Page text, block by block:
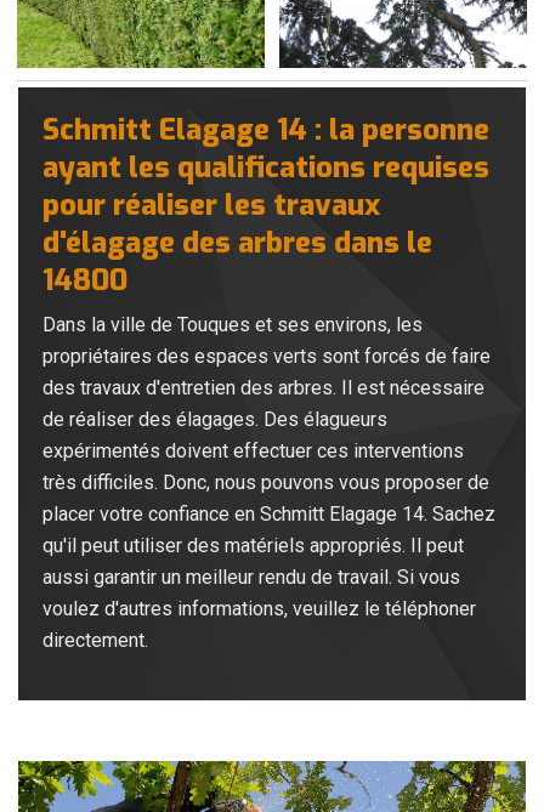
Schmitt Elagage 14 : la personne
ayant les qualifications requises
pour réaliser les travaux
d'élagage des arbres dans le
14800
Dans la ville de Touques et ses environs, les
propriétaires des espaces verts sont forcés de faire
des travaux d'entretien des arbres. Il est nécessaire
de réaliser des élagages. Des élagueurs
expérimentés doivent effectuer ces interventions
très difficiles. Donc, nous pouvons vous proposer de
placer votre confiance en Schmitt Elagage 14. Sachez
qu'il peut utiliser des matériels appropriés. Il peut
aussi garantir un meilleur rendu de travail. Si vous
voulez d'autres informations, veuillez le téléphoner
directement.